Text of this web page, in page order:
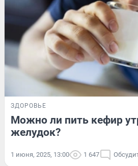
ЗДОРОВЬЕ
Можно ли пить кефир
желудок?
1 июня, 2025, 13:00 1 647